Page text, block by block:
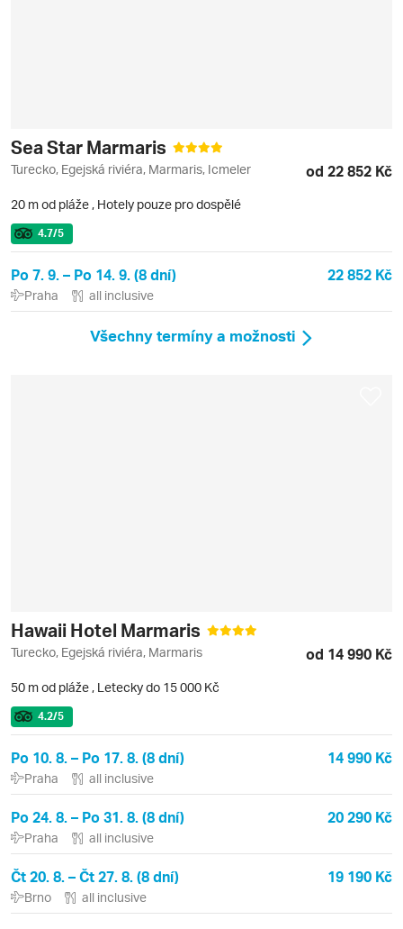
Sea Star Marmaris
Turecko, Egejská riviéra, Marmaris, Icmeler od 22 852 Kč
20 m od pláže , Hotely pouze pro dospělé
4.7/5
Po 7. 9. – Po 14. 9. (8 dní) 22 852 Kč
Praha all inclusive
Všechny termíny a možnosti
Hawaii Hotel Marmaris
Turecko, Egejská riviéra, Marmaris od 14 990 Kč
50 m od pláže , Letecky do 15 000 Kč
4.2/5
Po 10. 8. – Po 17. 8. (8 dní) 14 990 Kč
Praha all inclusive
Po 24. 8. – Po 31. 8. (8 dní) 20 290 Kč
Praha all inclusive
Čt 20. 8. – Čt 27. 8. (8 dní) 19 190 Kč
Brno all inclusive